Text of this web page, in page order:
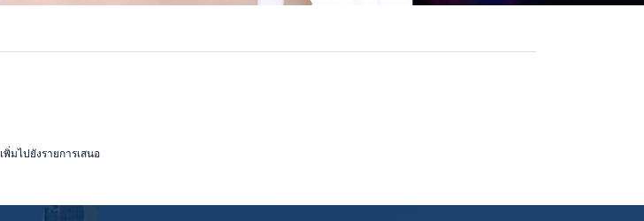
เพิ่มไปยังรายการเสนอ